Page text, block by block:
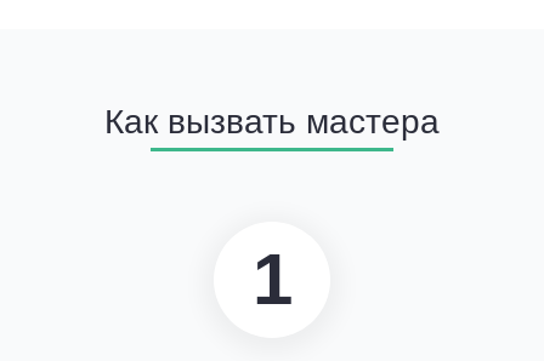
Как вызвать мастера
1